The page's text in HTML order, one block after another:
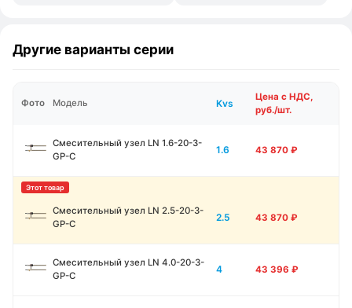
Другие варианты серии
Фото Модель Kvs
Цена с НДС,
руб./шт.
Смесительный узел LN 1.6-20-3-
GP-C
1.6 43 870 ₽
Смесительный узел LN 2.5-20-3-
GP-C
2.5 43 870 ₽
Смесительный узел LN 4.0-20-3-
GP-C
4 43 396 ₽